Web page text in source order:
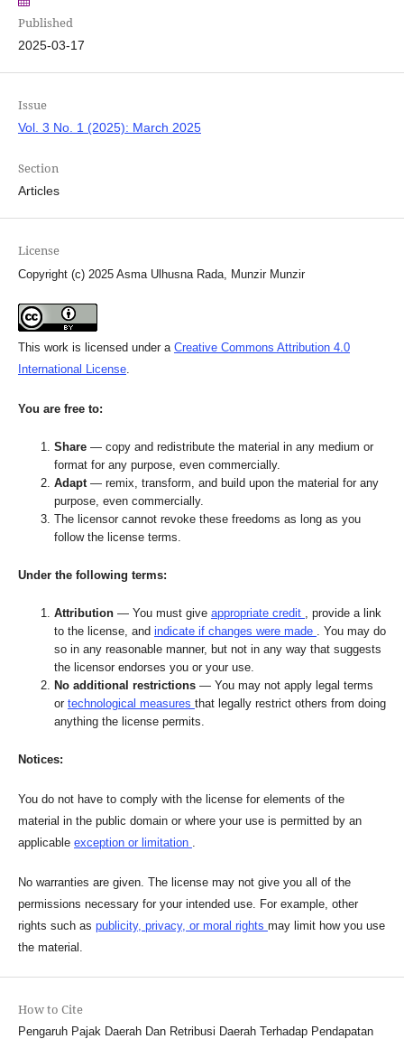
Published
2025-03-17
Issue
Vol. 3 No. 1 (2025): March 2025
Section
Articles
License
Copyright (c) 2025 Asma Ulhusna Rada, Munzir Munzir
This work is licensed under a Creative Commons Attribution 4.0
International License.
You are free to:
Share — copy and redistribute the material in any medium or
format for any purpose, even commercially.
Adapt — remix, transform, and build upon the material for any
purpose, even commercially.
The licensor cannot revoke these freedoms as long as you
follow the license terms.
Under the following terms:
Attribution — You must give appropriate credit
, provide a link
to the license, and indicate if changes were made
. You may do
so in any reasonable manner, but not in any way that suggests
the licensor endorses you or your use.
No additional restrictions — You may not apply legal terms
or technological measures that legally restrict others from doing
anything the license permits.
Notices:
You do not have to comply with the license for elements of the
material in the public domain or where your use is permitted by an
applicable exception or limitation
No warranties are given. The license may not give you all of the
permissions necessary for your intended use. For example, other
rights such as publicity, privacy, or moral rights may limit how you use
the material.
How to Cite
Pengaruh Pajak Daerah Dan Retribusi Daerah Terhadap Pendapatan